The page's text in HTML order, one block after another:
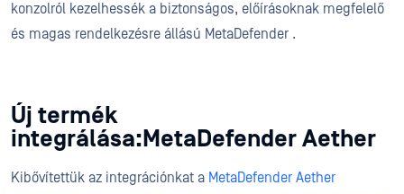
konzolról kezelhessék a biztonságos, előírásoknak megfelelő
és magas rendelkezésre állású MetaDefender .
Új termék
integrálása:MetaDefender Aether
Kibővítettük az integrációnkat a MetaDefender Aether